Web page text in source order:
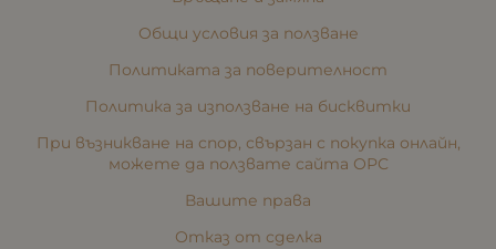
Общи условия за ползване
Политиката за поверителност
Политика за използване на бисквитки
При възникване на спор, свързан с покупка онлайн,
можете да ползвате сайта ОРС
Вашите права
Отказ от сделка